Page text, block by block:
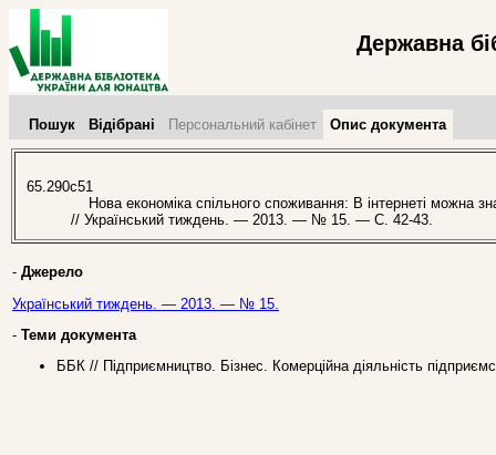
Державна
Пошук Відібрані Персональний кабінет Опис документа
65.290с51
Нова економіка спільного споживання: В інтернеті можна
// Український тиждень. — 2013. — № 15. — С. 42-43.
- Джерело
Український тиждень. — 2013. — № 15.
- Теми документа
ББК // Підприємництво. Бізнес. Комерційна діяльність